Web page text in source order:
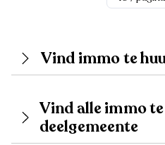
Vind immo te
Vind alle immo
deelgemeente